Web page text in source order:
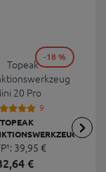
9
TOPEAK
20 PRO
39,95 €
64€
-18 %